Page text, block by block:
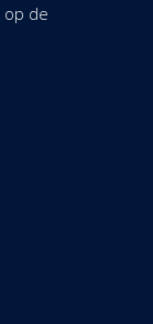
op de